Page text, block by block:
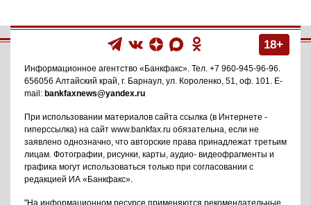
18+
Информационное агентство «Банкфакс». Тел. +7 960-945-96-96.
656056 Алтайский край, г. Барнаул, ул. Короленко, 51, оф. 101. E-
mail: bankfaxnews@yandex.ru
При использовании материалов сайта ссылка (в Интернете -
гиперссылка) на сайт www.bankfax.ru обязательна, если не
заявлено однозначно, что авторские права принадлежат третьим
лицам. Фотографии, рисунки, карты, аудио- видеофрагменты и
графика могут использоваться только при согласовании с
редакцией ИА «Банкфакс».
"На информационном ресурсе применяются рекомендательные